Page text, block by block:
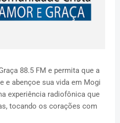
88.5 FM e permita que a
e abençoe sua vida em Mogi
experiência radiofônica que
tocando os corações com